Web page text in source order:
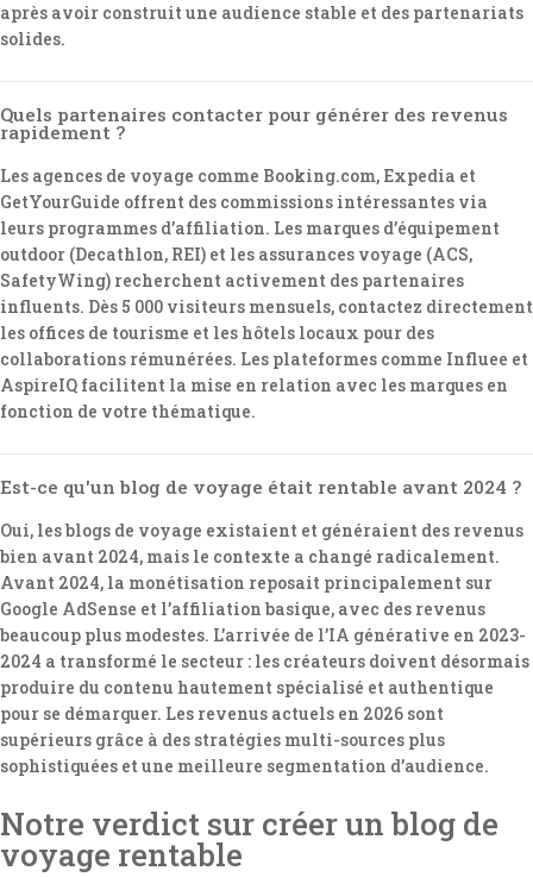
après avoir construit une audience stable et des partenariats
solides.
Quels partenaires contacter pour générer des revenus
rapidement ?
Les agences de voyage comme Booking.com, Expedia et
GetYourGuide offrent des commissions intéressantes via
leurs programmes d’affiliation. Les marques d’équipement
outdoor (Decathlon, REI) et les assurances voyage (ACS,
SafetyWing) recherchent activement des partenaires
influents. Dès 5 000 visiteurs mensuels, contactez directement
les offices de tourisme et les hôtels locaux pour des
collaborations rémunérées. Les plateformes comme Influee et
AspireIQ facilitent la mise en relation avec les marques en
fonction de votre thématique.
Est-ce qu'un blog de voyage était rentable avant 2024 ?
Oui, les blogs de voyage existaient et généraient des revenus
bien avant 2024, mais le contexte a changé radicalement.
Avant 2024, la monétisation reposait principalement sur
Google AdSense et l’affiliation basique, avec des revenus
beaucoup plus modestes. L’arrivée de l’IA générative en 2023-
2024 a transformé le secteur : les créateurs doivent désormais
produire du contenu hautement spécialisé et authentique
pour se démarquer. Les revenus actuels en 2026 sont
supérieurs grâce à des stratégies multi-sources plus
sophistiquées et une meilleure segmentation d’audience.
Notre verdict sur créer un blog de
voyage rentable